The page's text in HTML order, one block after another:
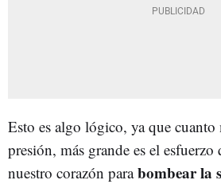
Esto es algo lógico, ya que cuanto
presión, más grande es el esfuerzo
nuestro corazón parabombear la